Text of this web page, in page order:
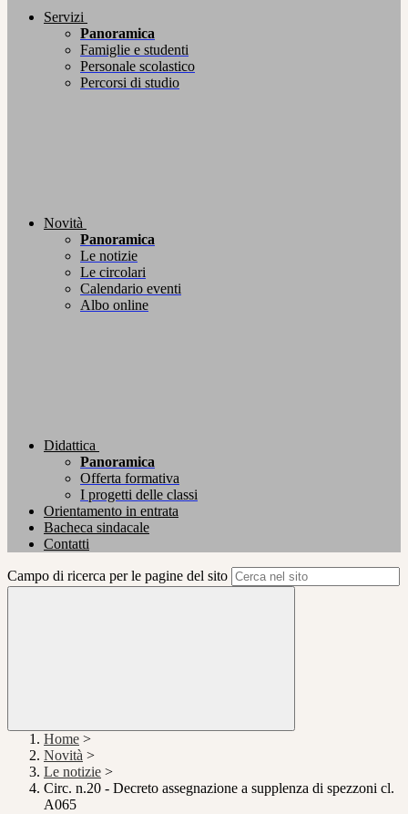
Servizi
Panoramica
Famiglie e studenti
Personale scolastico
Percorsi di studio
Novità
Panoramica
Le notizie
Le circolari
Calendario eventi
Albo online
Didattica
Panoramica
Offerta formativa
I progetti delle classi
Orientamento in entrata
Bacheca sindacale
Contatti
Campo di ricerca per le pagine del sito
Home >
Novità >
Le notizie >
Circ. n.20 - Decreto assegnazione a supplenza di spezzoni cl.
A065